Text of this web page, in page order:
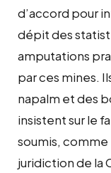
d’accord pour
dépit des
amputations
par ces mines.
napalm et des
insistent sur le
soumis, comme
juridiction de la